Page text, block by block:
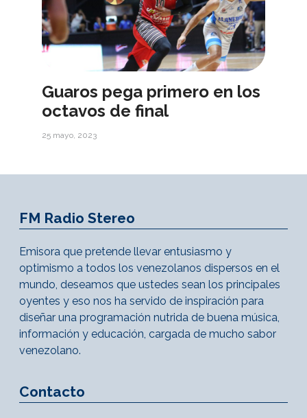
Guaros pega primero en los
octavos de final
25 mayo, 2023
FM Radio Stereo
Emisora que pretende llevar entusiasmo y
optimismo a todos los venezolanos dispersos en el
mundo, deseamos que ustedes sean los principales
oyentes y eso nos ha servido de inspiración para
diseñar una programación nutrida de buena música,
información y educación, cargada de mucho sabor
venezolano.
Contacto